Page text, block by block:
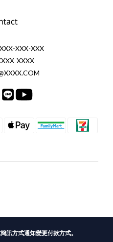
XXX-XXX
XXXX
訊方式通知變更付款方式。